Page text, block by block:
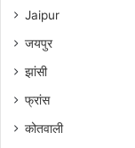
Jaipur
जयपुर
झांसी
फ्रांस
कोतवाली